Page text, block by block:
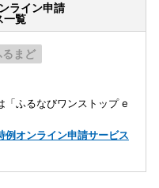
ライン申請
一覧
るまど
「ふるなびワンストップ e
例オンライン申請サービス